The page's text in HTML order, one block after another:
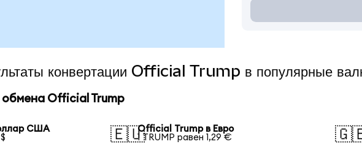
конвертации Official Trump в популярные
Official Trump
США
🇪🇺Official Trump в Евро
1 TRUMP равен 1,29 €